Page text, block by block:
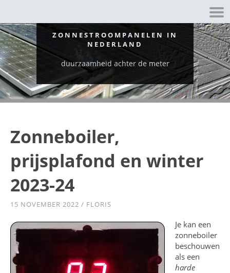
ZONNESTROOMPANELEN IN
NEDERLAND
duurzaamheid achter de meter
Zonneboiler,
prijsplafond en winter
2023-24
15 NOVEMBER 2022 / FLORIS
Je kan een
zonneboiler
beschouwen
als een
harde